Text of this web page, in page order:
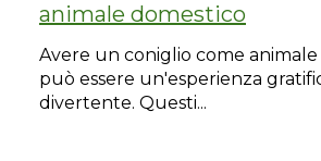
animale domestico
Avere un coniglio come
può essere un'esperienza
divertente. Questi...